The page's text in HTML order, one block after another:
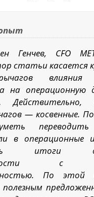
Генчев, CFO
статьи касается
влияния
на операционную
Действительно,
— косвенные.
переводить
в
итоги
с
По этой
полезным